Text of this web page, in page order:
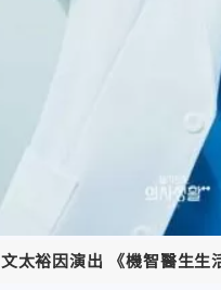
文太裕因演出 《機智醫生生